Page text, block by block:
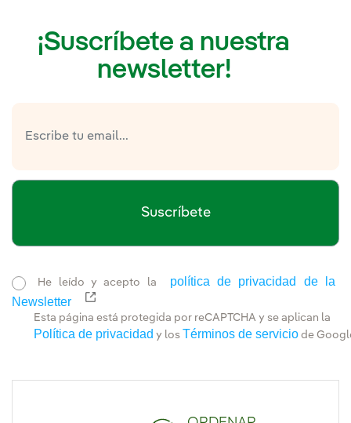
¡Suscríbete a nuestra
newsletter!
Suscríbete
He leído y acepto la
política de privacidad de la
Newsletter
Enlace externo, se abre en ventana nueva.
Esta página está protegida por reCAPTCHA y se aplican la
Política de privacidad y los Términos de servicio de